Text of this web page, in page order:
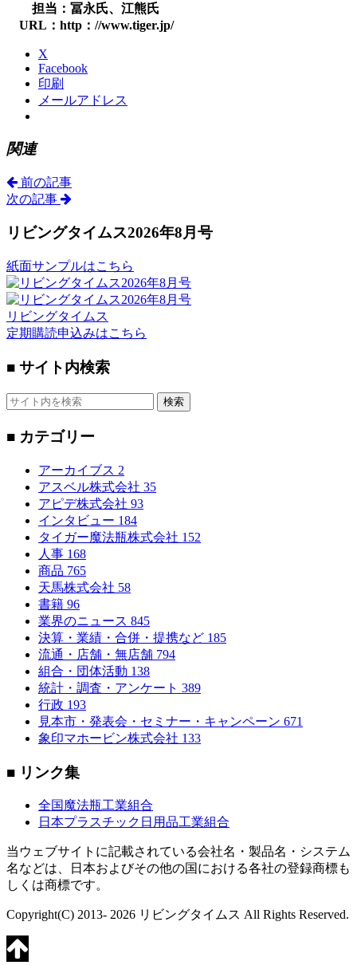
担当：冨永氏、江熊氏
URL：http：//www.tiger.jp/
X
Facebook
印刷
メールアドレス
関連
前の記事
次の記事
リビングタイムス2026年8月号
紙面サンプルはこちら
リビングタイムス
定期購読申込みはこちら
■ サイト内検索
検索
■ カテゴリー
アーカイブス 2
アスベル株式会社 35
アピデ株式会社 93
インタビュー 184
タイガー魔法瓶株式会社 152
人事 168
商品 765
天馬株式会社 58
書籍 96
業界のニュース 845
決算・業績・合併・提携など 185
流通・店舗・無店舗 794
組合・団体活動 138
統計・調査・アンケート 389
行政 193
見本市・発表会・セミナー・キャンペーン 671
象印マホービン株式会社 133
■ リンク集
全国魔法瓶工業組合
日本プラスチック日用品工業組合
当ウェブサイトに記載されている会社名・製品名・システム
名などは、日本およびその他の国における各社の登録商標も
しくは商標です。
Copyright(C) 2013- 2026 リビングタイムス All Rights Reserved.